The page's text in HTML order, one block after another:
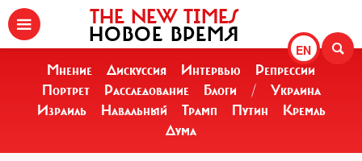
EN
THE NEW TIMES
НОВОЕ ВРЕМЯ
Мнение Дискуссия Интервью
Репрессии
Портрет
Расследование Блоги /
Украина
Израиль
Навальный Трамп Путин
Кремль
Дума